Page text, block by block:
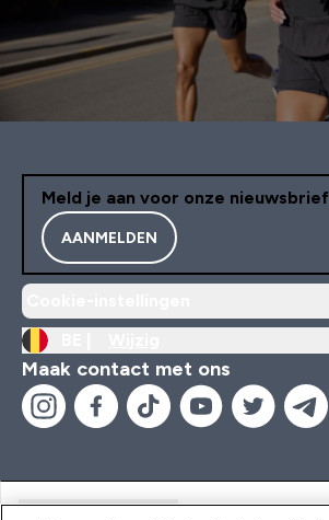
Meld je aan voor onze nieuwsbrief
AANMELDEN
Maak contact met ons